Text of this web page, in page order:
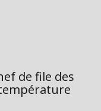
de file des